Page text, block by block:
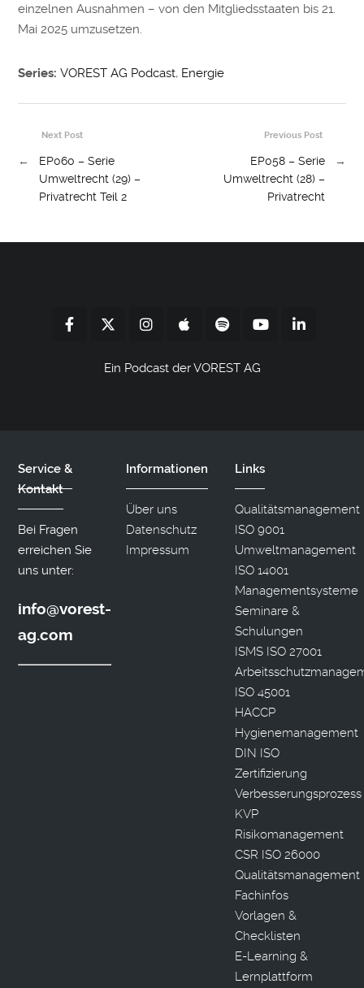
einzelnen Ausnahmen – von den Mitgliedsstaaten bis 21.
Mai 2025 umzusetzen.
Series:VOREST AG Podcast, Energie
Previous Post
EP058 – Serie
Umweltrecht (28) –
Privatrecht
→
Next Post
←
EP060 – Serie
Umweltrecht (29) –
Privatrecht Teil 2
Ein Podcast der VOREST AG
Service &
Kontakt
Bei Fragen
erreichen Sie
uns unter:
info@vorest-
ag.com
Informationen
Über uns
Datenschutz
Impressum
Links
Qualitätsmanagement
ISO 9001
Umweltmanagement
ISO 14001
Managementsysteme
Seminare &
Schulungen
ISMS ISO 27001
ISO 45001
HACCP
Hygienemanagement
DIN ISO
Zertifizierung
Verbesserungsprozess
KVP
Risikomanagement
CSR ISO 26000
Qualitätsmanagement
Fachinfos
Vorlagen &
Checklisten
E-Learning &
Lernplattform